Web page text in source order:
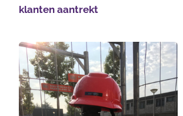
klanten aantrekt